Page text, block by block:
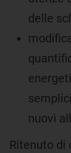
delle
nuovi
Ritenuto di